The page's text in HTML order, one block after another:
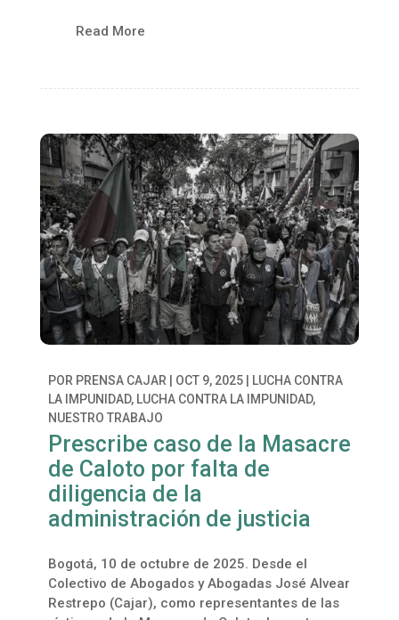
Read More
POR PRENSA CAJAR| OCT 9, 2025|
LUCHA CONTRA
LA IMPUNIDAD, LUCHA CONTRA LA IMPUNIDAD,
NUESTRO TRABAJO
Prescribe caso de la Masacre
de Caloto por falta de
diligencia de la
administración de justicia
Bogotá, 10 de octubre de 2025. Desde el
Colectivo de Abogados y Abogadas José Alvear
Restrepo (Cajar), como representantes de las